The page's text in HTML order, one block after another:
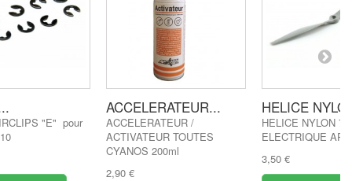
"E" pour
ACCELERATEUR...
ACCELERATEUR /
ACTIVATEUR TOUTES
CYANOS 200ml
2,90 €
HELICE
HELICE NYLON
ELECTRIQUE APC
3,50 €